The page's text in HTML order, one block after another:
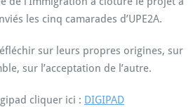
a
t
o
n
les cinq camarades d’UPE2A.
sur leurs propres origines, sur
sur l’acceptation de l’autre.
cliquer ici : DIGIPAD